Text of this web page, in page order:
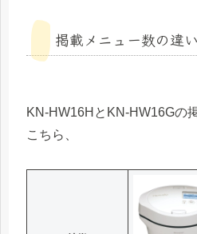
掲載メニュー数の違い
KN-HW16HとKN-HW16Gの
こちら、